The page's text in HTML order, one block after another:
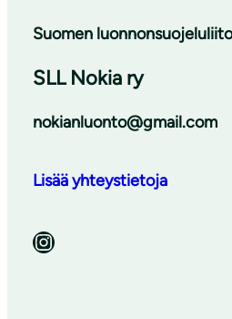
Suomen
SLL Nokia ry
nokianluonto@gmail.com
Lisää yhteystietoja
Instagram